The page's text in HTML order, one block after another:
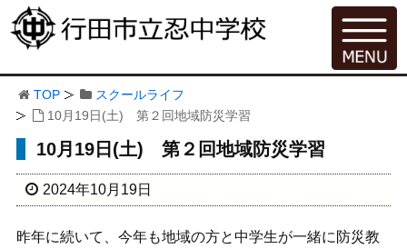
TOP
スクールライフ
10月19日(土) 第２回地域防災学習
10月19日(土) 第２回地域防災学習
2024年10月19日
昨年に続いて、今年も地域の方と中学生が一緒に防災教